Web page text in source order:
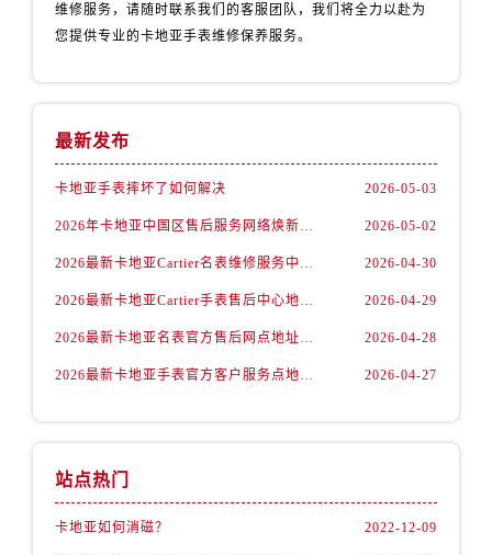
维修服务，请随时联系我们的客服团队，我们将全力以赴为
您提供专业的卡地亚手表维修保养服务。
最新发布
卡地亚手表摔坏了如何解决 2026-05-03
2026-05-02
2026-04-30
2026-04-29
2026-04-28
2026-04-27
站点热门
卡地亚如何消磁？ 2022-12-09